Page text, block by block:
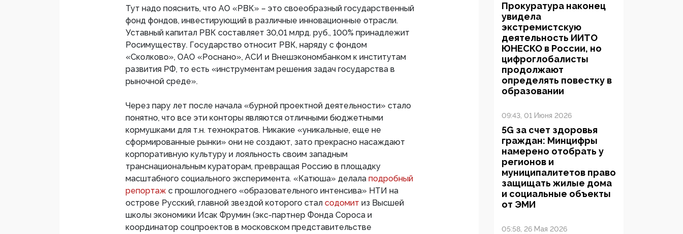
Тут надо пояснить, что АО «РВК» – это своеобразный государственный
фонд фондов, инвестирующий в различные инновационные отрасли.
Уставный капитал РВК составляет 30,01 млрд. руб., 100% принадлежит
Росимуществу. Государство относит РВК, наряду с фондом
«Сколково», ОАО «Роснано», АСИ и Внешэкономбанком к институтам
развития РФ, то есть «инструментам решения задач государства в
рыночной среде».
Через пару лет после начала «бурной проектной деятельности» стало
понятно, что все эти конторы являются отличными бюджетными
кормушками для т.н. технократов. Никакие «уникальные, еще не
сформированные рынки» они не создают, зато прекрасно насаждают
корпоративную культуру и лояльность своим западным
транснациональным кураторам, превращая Россию в площадку
масштабного социального эксперимента. «Катюша» делала подробный
репортаж с прошлогоднего «образовательного интенсива» НТИ на
острове Русский, главной звездой которого стал содомит из Высшей
школы экономики Исак Фрумин (экс-партнер Фонда Сороса и
координатор соцпроектов в московском представительстве
Прокуратура наконец
увидела
экстремистскую
деятельность ИИТО
ЮНЕСКО в России, но
цифроглобалисты
продолжают
определять повестку в
образовании
09:43, 01 Июня 2026
5G за счет здоровья
граждан: Минцифры
намерено отобрать у
регионов и
муниципалитетов право
защищать жилые дома
и социальные объекты
от ЭМИ
05:58, 26 Мая 2026